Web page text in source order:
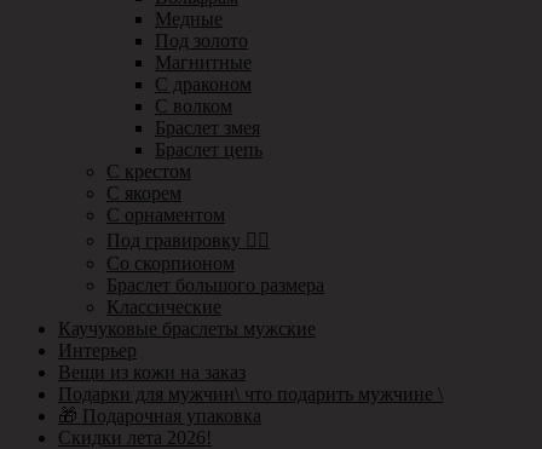
Медные
Под золото
Магнитные
С драконом
С волком
Браслет змея
Браслет цепь
С крестом
С якорем
С орнаментом
Под гравировку ✍🏻
Со скорпионом
Браслет большого размера
Классические
Каучуковые браслеты мужские
Интерьер
Вещи из кожи на заказ
Подарки для мужчин\ что подарить мужчине \
🎁 Подарочная упаковка
Скидки лета 2026!